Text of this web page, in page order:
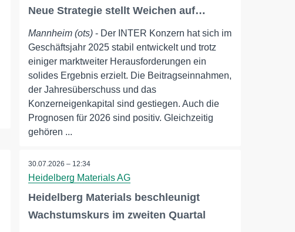
Neue Strategie stellt Weichen auf…
Mannheim (ots) - Der INTER Konzern hat sich im
Geschäftsjahr 2025 stabil entwickelt und trotz
einiger marktweiter Herausforderungen ein
solides Ergebnis erzielt. Die Beitragseinnahmen,
der Jahresüberschuss und das
Konzerneigenkapital sind gestiegen. Auch die
Prognosen für 2026 sind positiv. Gleichzeitig
gehören ...
30.07.2026 – 12:34
Heidelberg Materials AG
Heidelberg Materials beschleunigt
Wachstumskurs im zweiten Quartal